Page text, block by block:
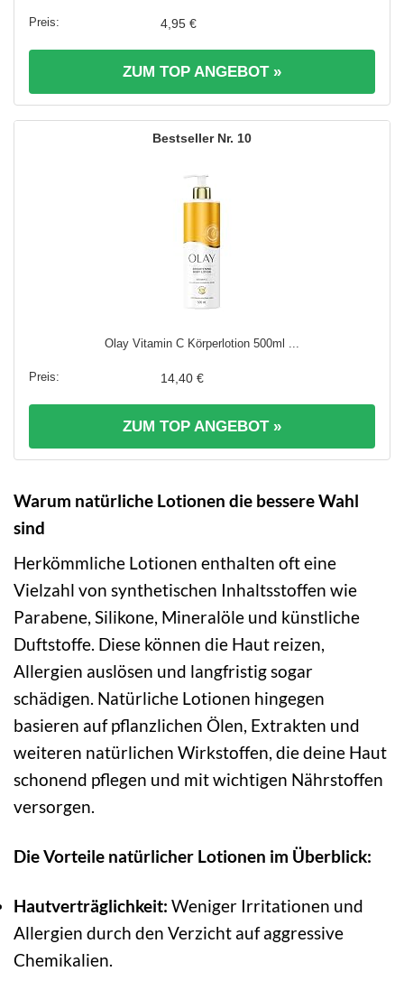
4,95 €
ZUM TOP ANGEBOT »
10
Olay Vitamin C Körperlotion 500ml ...
14,40 €
ZUM TOP ANGEBOT »
Warum natürliche Lotionen die bessere Wahl
sind
Herkömmliche Lotionen enthalten oft eine
Vielzahl von synthetischen Inhaltsstoffen wie
Parabene, Silikone, Mineralöle und künstliche
Duftstoffe. Diese können die Haut reizen,
Allergien auslösen und langfristig sogar
schädigen. Natürliche Lotionen hingegen
basieren auf pflanzlichen Ölen, Extrakten und
weiteren natürlichen Wirkstoffen, die deine Haut
schonend pflegen und mit wichtigen Nährstoffen
versorgen.
Die Vorteile natürlicher Lotionen im Überblick:
Hautverträglichkeit: Weniger Irritationen und
Allergien durch den Verzicht auf aggressive
Chemikalien.